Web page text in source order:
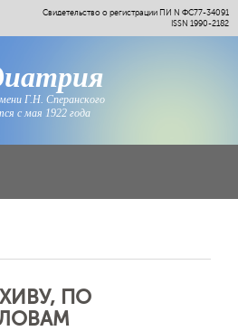
Свидетельство о регистрации ПИ N ФС77-34091
ISSN 1990-2182
Г.Н. Сперанского
с мая 1922 года
ПО